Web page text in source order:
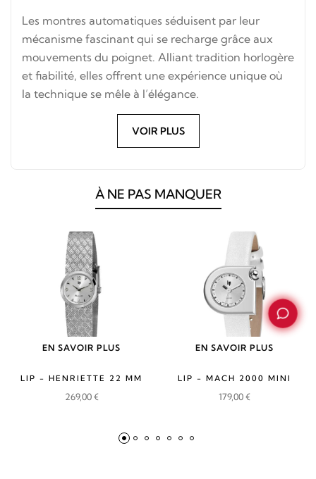
Les montres automatiques séduisent par leur
mécanisme fascinant qui se recharge grâce aux
mouvements du poignet. Alliant tradition horlogère
et fiabilité, elles offrent une expérience unique où
la technique se mêle à l’élégance.
VOIR PLUS
À NE PAS MANQUER
EN SAVOIR PLUS
LIP - HENRIETTE 22 MM
269,00€
EN SAVOIR PLUS
LIP - MACH 2000 MINI
179,00€